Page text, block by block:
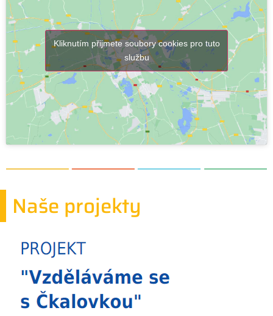
Kliknutím přijmete soubory cookies pro tuto
službu
Naše projekty